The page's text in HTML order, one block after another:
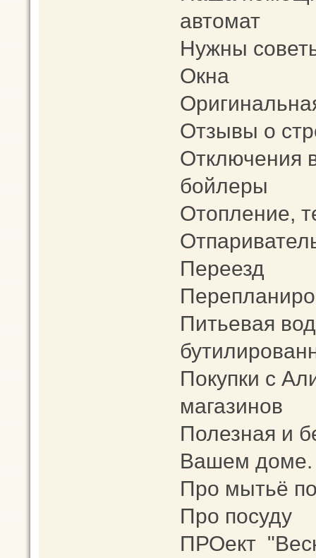
автомат
Нужны
Окна
Отзывы о
Отключения
бойлеры
Отопление,
Переезд
Питьевая
Покупки с
магазинов
Полезная и
Вашем доме.
Про мытьё
Про посуду
ПРОект